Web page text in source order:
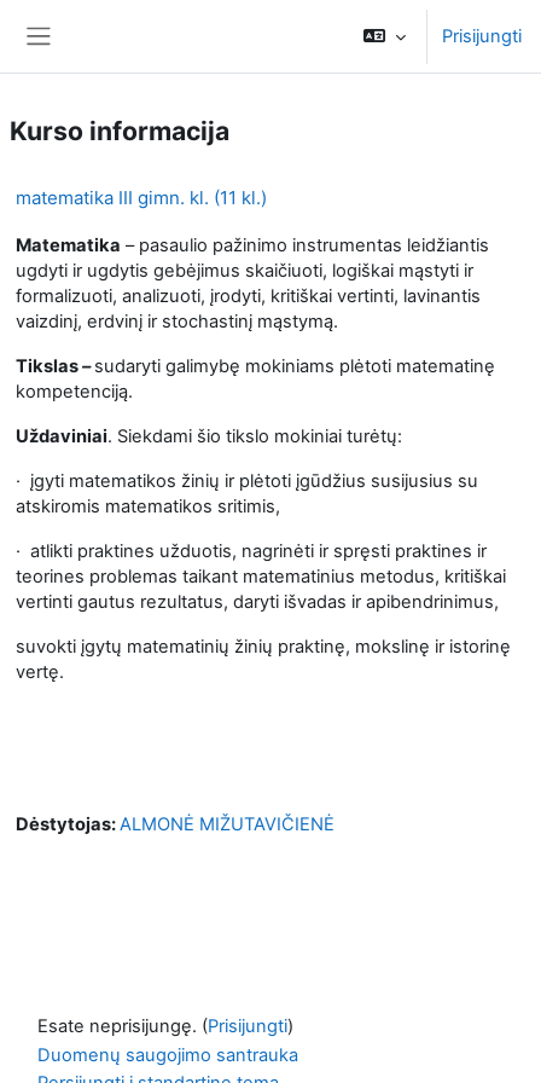
Prisijungti
Kurso informacija
matematika III gimn. kl. (11 kl.)
Matematika – pasaulio pažinimo instrumentas leidžiantis
ugdyti ir ugdytis gebėjimus skaičiuoti, logiškai mąstyti ir
formalizuoti, analizuoti, įrodyti, kritiškai vertinti, lavinantis
vaizdinį, erdvinį ir stochastinį mąstymą.
Tikslas–sudaryti galimybę mokiniams plėtoti matematinę
kompetenciją.
Uždaviniai. Siekdami šio tikslo mokiniai turėtų:
· įgyti matematikos žinių ir plėtoti įgūdžius susijusius su
atskiromis matematikos sritimis,
· atlikti praktines užduotis, nagrinėti ir spręsti praktines ir
teorines problemas taikant matematinius metodus, kritiškai
vertinti gautus rezultatus, daryti išvadas ir apibendrinimus,
suvokti įgytų matematinių žinių praktinę, mokslinę ir istorinę
vertę.
Dėstytojas:ALMONĖ MIŽUTAVIČIENĖ
Esate neprisijungę. (Prisijungti)
Duomenų saugojimo santrauka